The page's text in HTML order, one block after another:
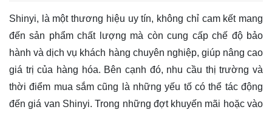
Shinyi, là một thương hiệu uy tín, không chỉ cam kết mang
đến sản phẩm chất lượng mà còn cung cấp chế độ bảo
hành và dịch vụ khách hàng chuyên nghiệp, giúp nâng cao
giá trị của hàng hóa. Bên cạnh đó, nhu cầu thị trường và
thời điểm mua sắm cũng là những yếu tố có thể tác động
đến giá van Shinyi. Trong những đợt khuyến mãi hoặc vào